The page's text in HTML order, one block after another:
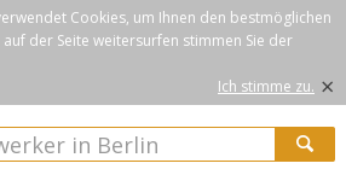
Cookies, um Ihnen den bestmöglichen
auf der Seite weitersurfen stimmen Sie der
Ich stimme zu. ×